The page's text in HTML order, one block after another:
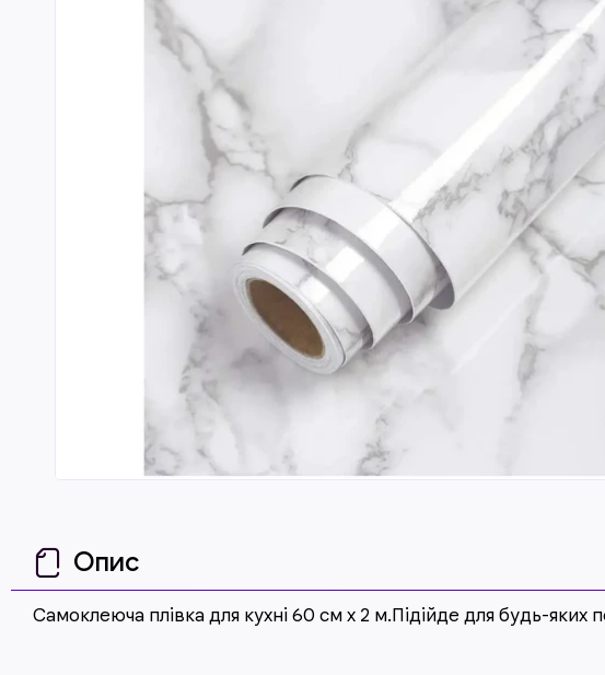
Опис
Самоклеюча плівка для кухні 60 см x 2 м.Підійде для будь-